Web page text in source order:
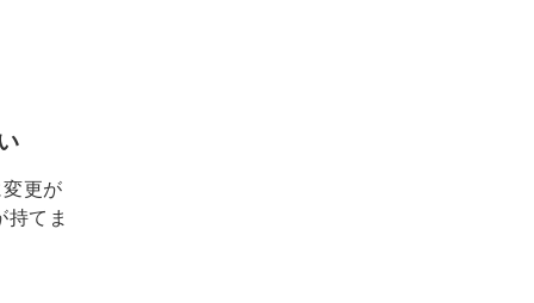
更が
てま